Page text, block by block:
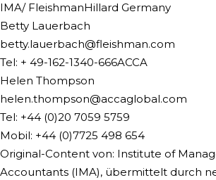
IMA/ FleishmanHillard Germany
Betty Lauerbach
betty.lauerbach@fleishman.com
Tel: + 49-162-1340-666ACCA
Helen Thompson
helen.thompson@accaglobal.com
Tel: +44 (0)20 7059 5759
Mobil: +44 (0)7725 498 654
Original-Content von: Institute of
Accountants (IMA), übermittelt durch